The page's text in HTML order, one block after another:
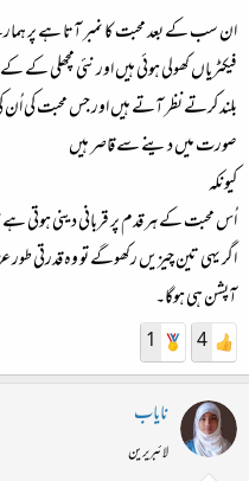
ان سب کے بعد محبت کا نمبر آتا ہے پر
فیکٹریاں کھولی ہوئی ہیں اور نئی مچھلی کے
بلند کرتے نظر آتے ہیں اور جس محبت کی
صورت میں دینے سے قاصر ہیں
کیونکہ
اُس محبت کے ہر قدم پر قربانی دینی
اگر یہی تین چیزیں رکھوگے تو وہ قدرتی
آپشن ہی ہوگا۔
4
1
نایاب
لائبریرین